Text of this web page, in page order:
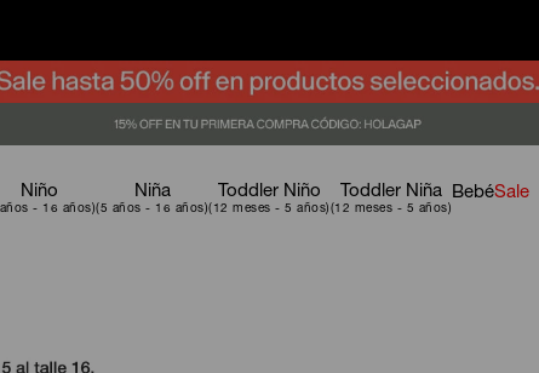
Niño Niña Toddler Niño Toddler Niña BebéSale